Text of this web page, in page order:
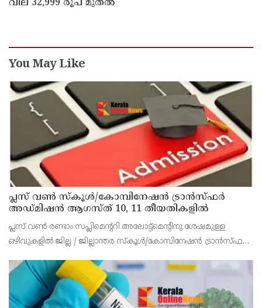
വില 32,999 രൂപ മുതൽ
You May Like
പ്ലസ് വൺ സ്‌കൂൾ/കോമ്പിനേഷൻ ട്രാൻസ്ഫർ
അഡ്മിഷൻ ആഗസ്ത് 10, 11 തീയതികളിൽ
പ്ലസ് വൺ രണ്ടാം സപ്ലിമെന്ററി അലോട്ട്‌മെന്റിനു ശേഷമുള്ള
ഒഴിവുകളിൽ ജില്ല / ജില്ലാന്തര സ്‌കൂൾ/കോമ്പിനേഷൻ ട്രാൻസ്ഫർ
വൈകിട്ട് 4 മണി വരെ നൽകിയിരുന്നു